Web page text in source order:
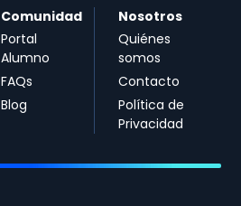
Comunidad
Portal
Alumno
FAQs
Blog
Nosotros
Quiénes
somos
Contacto
Política de
Privacidad